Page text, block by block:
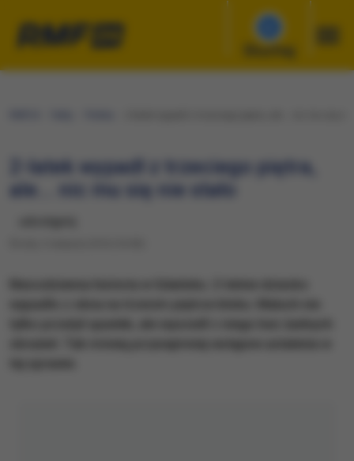
Słuchaj
2-latek wypadł z trzeciego piętra,
ale... nic mu się nie stało